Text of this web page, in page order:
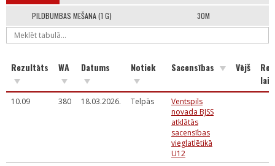
PILDBUMBAS MEŠANA (1 G) 30M
Rezultāts WA Datums Notiek Sacensības Vējš
10.09 380 18.03.2026. Telpās
Ventspils
novada BJSS
atklātās
sacensības
vieglatlētikā
U12